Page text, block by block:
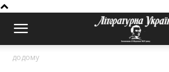
додому